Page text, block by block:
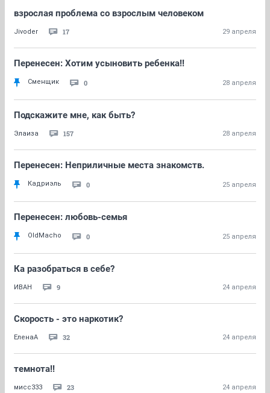
взрослая проблема со взрослым человеком
Jivoder 17 29 апреля
Перенесен: Хотим усыновить ребенка!!
Сменщик 0 28 апреля
Подскажите мне, как быть?
Элаиза 157 28 апреля
Перенесен: Неприличные места знакомств.
Кадриэль 0 25 апреля
Перенесен: любовь-семья
OldMacho 0 25 апреля
Ка разобраться в себе?
ИВАH 9 24 апреля
Скорость - это наркотик?
ЕленаА 32 24 апреля
темнота!!
мисс333 23 24 апреля